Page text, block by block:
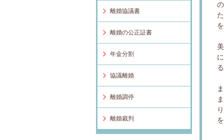
離婚協議書
離婚の公正証書
年金分割
協議離婚
離婚調停
離婚裁判